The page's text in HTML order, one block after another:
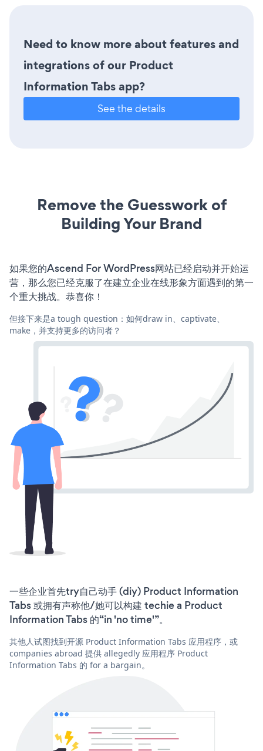
Need to know more about features and
integrations of our Product
Information Tabs app?
See the details
Remove the Guesswork of
Building Your Brand
如果您的Ascend For WordPress网站已经启动并开始运
营，那么您已经克服了在建立企业在线形象方面遇到的第一
个重大挑战。恭喜你！
但接下来是a tough question：如何draw in、captivate、
make，并支持更多的访问者？
一些企业首先try自己动手 (diy) Product Information
Tabs 或拥有声称他/她可以构建 techie a Product
Information Tabs 的“in 'no time'”。
其他人试图找到开源 Product Information Tabs 应用程序，或
companies abroad 提供 allegedly 应用程序 Product
Information Tabs 的 for a bargain。